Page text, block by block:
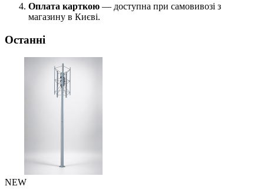
Оплата карткою — доступна при самовивозі з
магазину в Києві.
Останні
NEW